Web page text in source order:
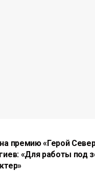
премию «Герой
«Для работы под